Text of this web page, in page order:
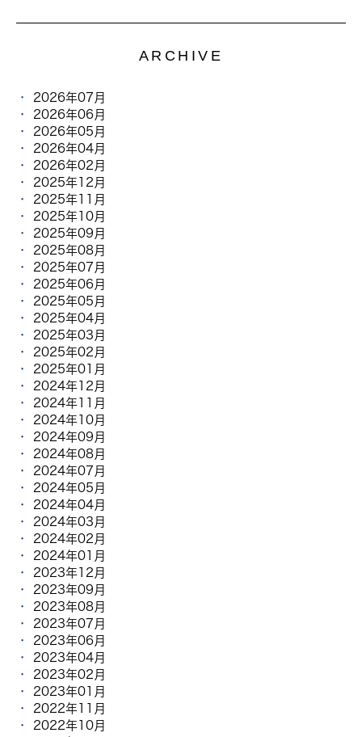
ARCHIVE
2026年07月
2026年06月
2026年05月
2026年04月
2026年02月
2025年12月
2025年11月
2025年10月
2025年09月
2025年08月
2025年07月
2025年06月
2025年05月
2025年04月
2025年03月
2025年02月
2025年01月
2024年12月
2024年11月
2024年10月
2024年09月
2024年08月
2024年07月
2024年05月
2024年04月
2024年03月
2024年02月
2024年01月
2023年12月
2023年09月
2023年08月
2023年07月
2023年06月
2023年04月
2023年02月
2023年01月
2022年11月
2022年10月